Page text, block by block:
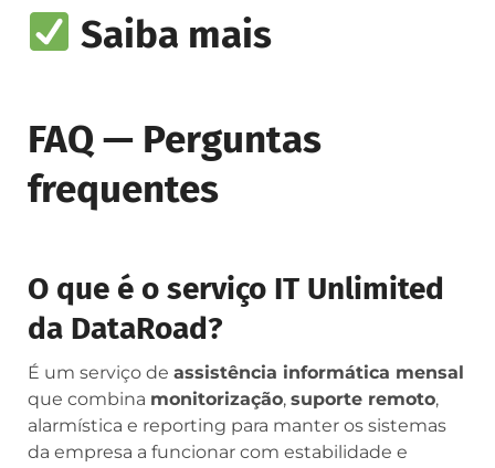
Saiba mais
FAQ — Perguntas
frequentes
O que é o serviço IT Unlimited
da DataRoad?
É um serviço de assistência informática mensal
que combina monitorização, suporte remoto,
alarmística e reporting para manter os sistemas
da empresa a funcionar com estabilidade e